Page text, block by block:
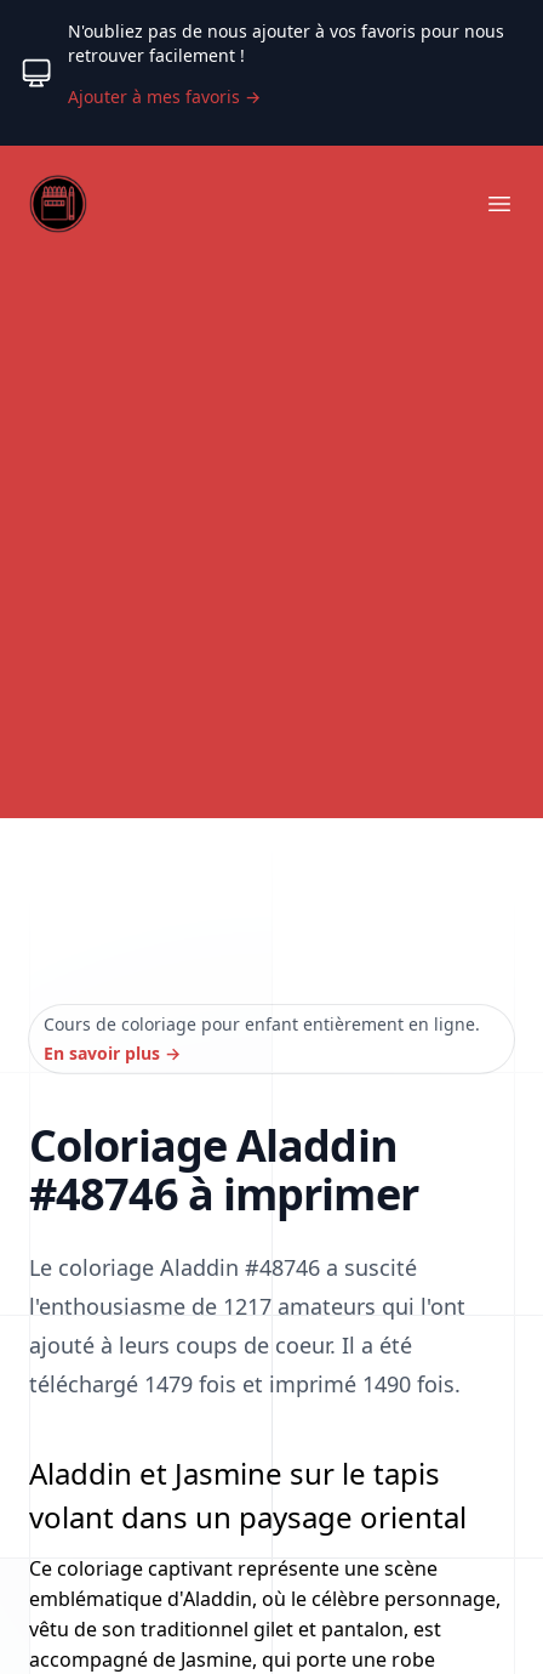
N'oubliez pas de nous ajouter à vos favoris pour nous
retrouver facilement !
Ajouter à mes favoris →
Web coloriage
Cours de coloriage pour enfant entièrement en ligne.
En savoir plus →
Coloriage Aladdin
#48746 à imprimer
Le coloriage Aladdin #48746 a suscité
l'enthousiasme de 1217 amateurs qui l'ont
ajouté à leurs coups de coeur. Il a été
téléchargé 1479 fois et imprimé 1490 fois.
Aladdin et Jasmine sur le tapis
volant dans un paysage oriental
Ce coloriage captivant représente une scène
emblématique d'Aladdin, où le célèbre personnage,
vêtu de son traditionnel gilet et pantalon, est
accompagné de Jasmine, qui porte une robe